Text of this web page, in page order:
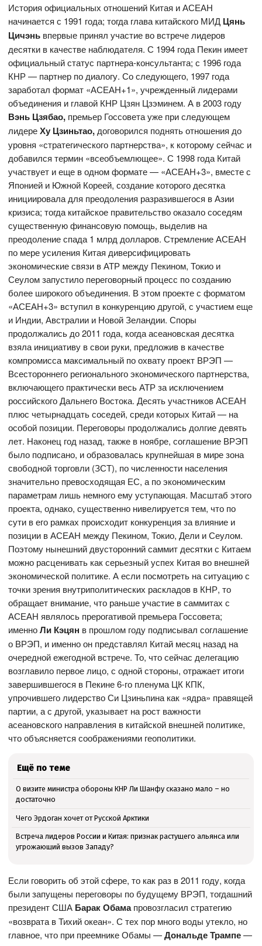
История официальных отношений Китая и АСЕАН
начинается с 1991 года; тогда глава китайского МИД Цянь
Цичэнь впервые принял участие во встрече лидеров
десятки в качестве наблюдателя. С 1994 года Пекин имеет
официальный статус партнера-консультанта; с 1996 года
КНР — партнер по диалогу. Со следующего, 1997 года
заработал формат «АСЕАН+1», учрежденный лидерами
объединения и главой КНР Цзян Цзэминем. А в 2003 году
Вэнь Цзябао, премьер Госсовета уже при следующем
лидереХу Цзиньтао, договорился поднять отношения до
уровня «стратегического партнерства», к которому сейчас и
добавился термин «всеобъемлющее». С 1998 года Китай
участвует и еще в одном формате — «АСЕАН+3», вместе с
Японией и Южной Кореей, создание которого десятка
инициировала для преодоления разразившегося в Азии
кризиса; тогда китайское правительство оказало соседям
существенную финансовую помощь, выделив на
преодоление спада 1 млрд долларов. Стремление АСЕАН
по мере усиления Китая диверсифицировать
экономические связи в АТР между Пекином, Токио и
Сеулом запустило переговорный процесс по созданию
более широкого объединения. В этом проекте с форматом
«АСЕАН+3» вступил в конкуренцию другой, с участием еще
и Индии, Австралии и Новой Зеландии. Споры
продолжались до 2011 года, когда асеановская десятка
взяла инициативу в свои руки, предложив в качестве
компромисса максимальный по охвату проект ВРЭП —
Всестороннего регионального экономического партнерства,
включающего практически весь АТР за исключением
российского Дальнего Востока. Десять участников АСЕАН
плюс четырнадцать соседей, среди которых Китай — на
особой позиции. Переговоры продолжались долгие девять
лет. Наконец год назад, также в ноябре, соглашение ВРЭП
было подписано, и образовалась крупнейшая в мире зона
свободной торговли (ЗСТ), по численности населения
значительно превосходящая ЕС, а по экономическим
параметрам лишь немного ему уступающая. Масштаб этого
проекта, однако, существенно нивелируется тем, что по
сути в его рамках происходит конкуренция за влияние и
позиции в АСЕАН между Пекином, Токио, Дели и Сеулом.
Поэтому нынешний двусторонний саммит десятки с Китаем
можно расценивать как серьезный успех Китая во внешней
экономической политике. А если посмотреть на ситуацию с
точки зрения внутриполитических раскладов в КНР, то
обращает внимание, что раньше участие в саммитах с
АСЕАН являлось прерогативой премьера Госсовета;
именноЛи Кэцян в прошлом году подписывал соглашение
о ВРЭП, и именно он представлял Китай месяц назад на
очередной ежегодной встрече. То, что сейчас делегацию
возглавило первое лицо, с одной стороны, отражает итоги
завершившегося в Пекине 6-го пленума ЦК КПК,
упрочившего лидерство Си Цзиньпина как «ядра» правящей
партии, а с другой, указывает на рост важности
асеановского направления в китайской внешней политике,
что объясняется соображениями геополитики.
Ещё по теме
О визите министра обороны КНР Ли Шанфу сказано мало – но
достаточно
Чего Эрдоган хочет от Русской Арктики
Встреча лидеров России и Китая: признак растущего альянса или
угрожающий вызов Западу?
Если говорить об этой сфере, то как раз в 2011 году, когда
были запущены переговоры по будущему ВРЭП, тогдашний
президент США Барак Обамапровозгласил стратегию
«возврата в Тихий океан». С тех пор много воды утекло, но
главное, что при преемнике Обамы —Дональде Трампе—